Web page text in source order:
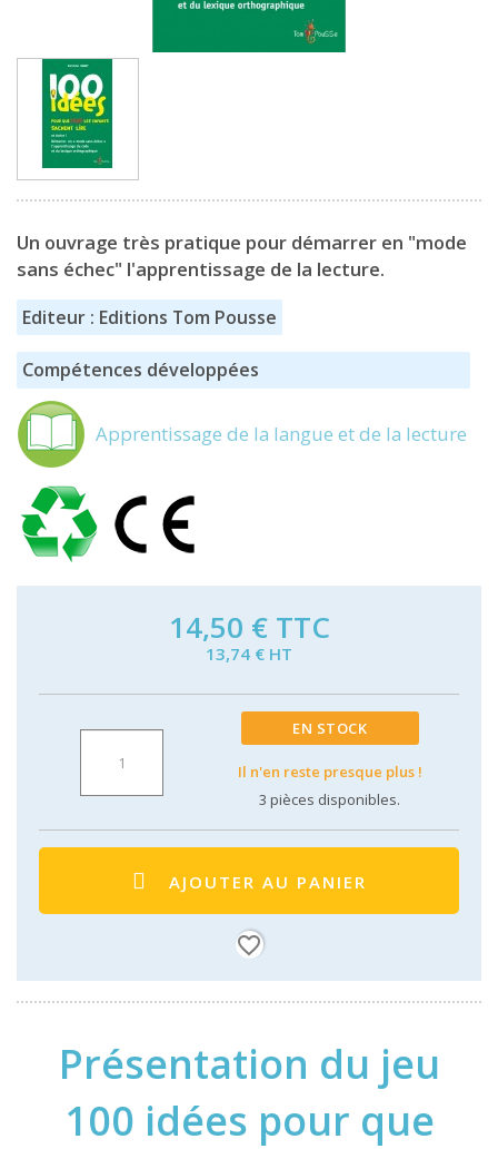
Un ouvrage très pratique pour démarrer en "mode
sans échec" l'apprentissage de la lecture.
Editeur : Editions Tom Pousse
Compétences développées
Apprentissage de la langue et de la lecture
14,50 € TTC
13,74 € HT
EN STOCK
Il n'en reste presque plus !
3 pièces disponibles.
AJOUTER AU PANIER
favorite_border
Présentation du jeu
100 idées pour que